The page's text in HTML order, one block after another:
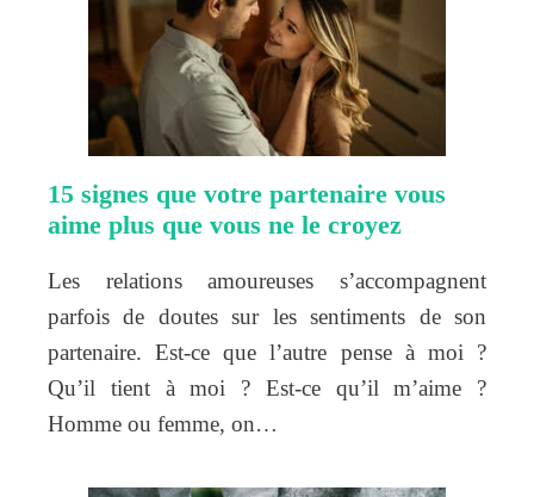
15 signes que votre partenaire vous
aime plus que vous ne le croyez
Les relations amoureuses s’accompagnent
parfois de doutes sur les sentiments de son
partenaire. Est-ce que l’autre pense à moi ?
Qu’il tient à moi ? Est-ce qu’il m’aime ?
Homme ou femme, on…